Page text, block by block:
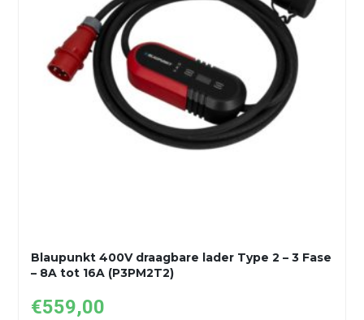
Blaupunkt 400V draagbare lader Type 2 – 3 Fase
– 8A tot 16A (P3PM2T2)
€559,00